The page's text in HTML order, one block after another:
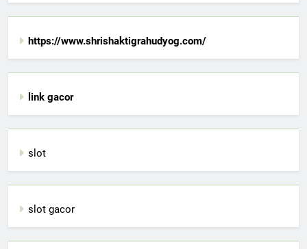
https://www.shrishaktigrahudyog.com/
link gacor
slot
slot gacor